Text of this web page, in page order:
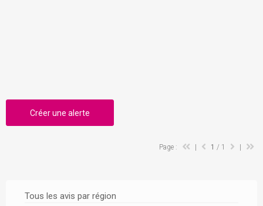
Tous les avis par région
Créer une alerte
Page : 1 / 1